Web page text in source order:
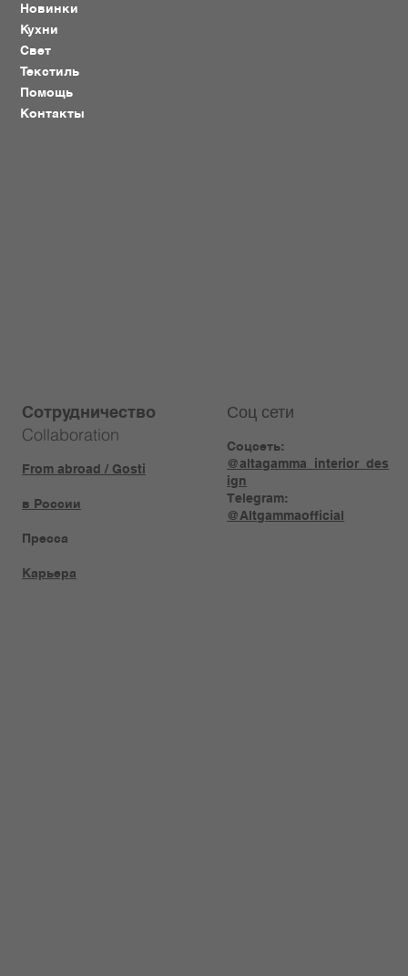
Сотрудничество
Collaboration
From abroad / Gosti
в России
Пресса
Карьера
Новинки
Кухни
Свет
Текстиль
Помощь
Контакты
Соц сети
Соцсеть:
@altagamma_interior_des
ign
Telegram:
@Altgammaofficial